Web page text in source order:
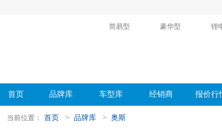
简易型 豪华型 锂
首页 品牌库 车型库 经销商 报价行
当前位置： 首页 > 品牌库 > 奥斯